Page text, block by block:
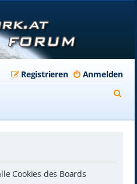
Anmelden
Registrieren
Cookies des Boards